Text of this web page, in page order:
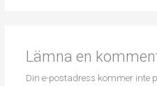
Lämna en
Din e-postadress kommer inte